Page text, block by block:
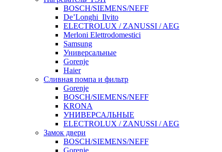
BOSCH/SIEMENS/NEFF
De’Longhi_Ilvito
ELECTROLUX / ZANUSSI / AEG
Merloni Elettrodomestici
Samsung
Универсальные
Gorenje
Haier
Сливная помпа и фильтр
Gorenje
BOSCH/SIEMENS/NEFF
KRONA
УНИВЕРСАЛЬНЫЕ
ELECTROLUX / ZANUSSI / AEG
Замок двери
BOSCH/SIEMENS/NEFF
Gorenje